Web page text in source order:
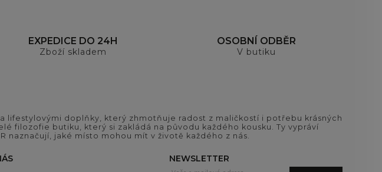
EXPEDICE DO 24H
Zboží skladem
OSOBNÍ ODBĚR
V butiku
lifestylovými doplňky, který zhmotňuje radost z maličkostí i potřebu krásných
filozofie butiku, který si zakládá na původu každého kousku. Ty vypráví
naznačují, jaké místo mohou mít v životě každého z nás.
NEWSLETTER